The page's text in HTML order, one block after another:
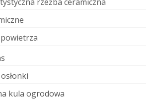
kula ogrodowa